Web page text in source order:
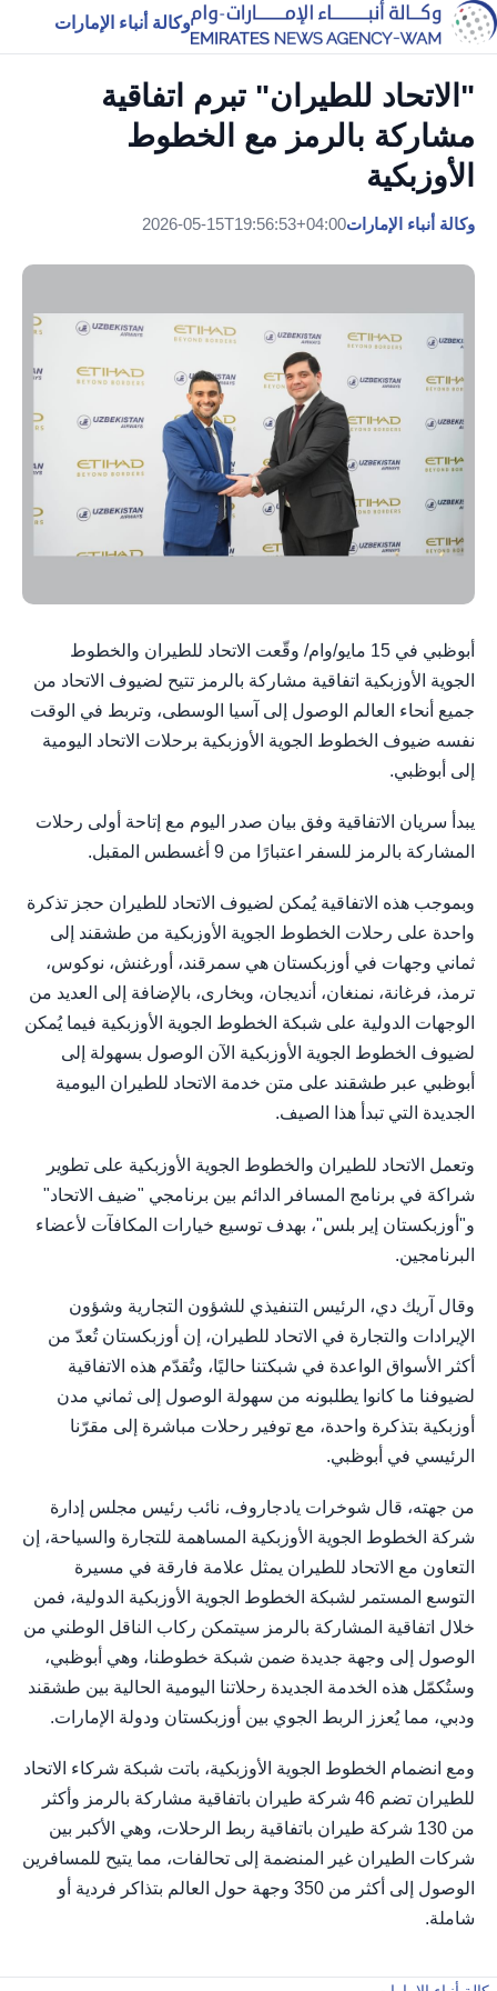
وكالة أنباء الإمارات
"الاتحاد للطيران" تبرم اتفاقية
مشاركة بالرمز مع الخطوط
الأوزبكية
وكالة أنباء الإمارات2026-05-15T19:56:53+04:00
أبوظبي في 15 مايو/وام/ وقّعت الاتحاد للطيران والخطوط
الجوية الأوزبكية اتفاقية مشاركة بالرمز تتيح لضيوف الاتحاد من
جميع أنحاء العالم الوصول إلى آسيا الوسطى، وتربط في الوقت
نفسه ضيوف الخطوط الجوية الأوزبكية برحلات الاتحاد اليومية
إلى أبوظبي.
يبدأ سريان الاتفاقية وفق بيان صدر اليوم مع إتاحة أولى رحلات
المشاركة بالرمز للسفر اعتبارًا من 9 أغسطس المقبل.
وبموجب هذه الاتفاقية يُمكن لضيوف الاتحاد للطيران حجز تذكرة
واحدة على رحلات الخطوط الجوية الأوزبكية من طشقند إلى
ثماني وجهات في أوزبكستان هي سمرقند، أورغنش، نوكوس،
ترمذ، فرغانة، نمنغان، أنديجان، وبخارى، بالإضافة إلى العديد من
الوجهات الدولية على شبكة الخطوط الجوية الأوزبكية فيما يُمكن
لضيوف الخطوط الجوية الأوزبكية الآن الوصول بسهولة إلى
أبوظبي عبر طشقند على متن خدمة الاتحاد للطيران اليومية
الجديدة التي تبدأ هذا الصيف.
وتعمل الاتحاد للطيران والخطوط الجوية الأوزبكية على تطوير
شراكة في برنامج المسافر الدائم بين برنامجي "ضيف الاتحاد"
و"أوزبكستان إير بلس"، بهدف توسيع خيارات المكافآت لأعضاء
البرنامجين.
وقال آريك دي، الرئيس التنفيذي للشؤون التجارية وشؤون
الإيرادات والتجارة في الاتحاد للطيران، إن أوزبكستان تُعدّ من
أكثر الأسواق الواعدة في شبكتنا حاليًا، وتُقدّم هذه الاتفاقية
لضيوفنا ما كانوا يطلبونه من سهولة الوصول إلى ثماني مدن
أوزبكية بتذكرة واحدة، مع توفير رحلات مباشرة إلى مقرّنا
الرئيسي في أبوظبي.
من جهته، قال شوخرات يادجاروف، نائب رئيس مجلس إدارة
شركة الخطوط الجوية الأوزبكية المساهمة للتجارة والسياحة، إن
التعاون مع الاتحاد للطيران يمثل علامة فارقة في مسيرة
التوسع المستمر لشبكة الخطوط الجوية الأوزبكية الدولية، فمن
خلال اتفاقية المشاركة بالرمز سيتمكن ركاب الناقل الوطني من
الوصول إلى وجهة جديدة ضمن شبكة خطوطنا، وهي أبوظبي،
وستُكمّل هذه الخدمة الجديدة رحلاتنا اليومية الحالية بين طشقند
ودبي، مما يُعزز الربط الجوي بين أوزبكستان ودولة الإمارات.
ومع انضمام الخطوط الجوية الأوزبكية، باتت شبكة شركاء الاتحاد
للطيران تضم 46 شركة طيران باتفاقية مشاركة بالرمز وأكثر
من 130 شركة طيران باتفاقية ربط الرحلات، وهي الأكبر بين
شركات الطيران غير المنضمة إلى تحالفات، مما يتيح للمسافرين
الوصول إلى أكثر من 350 وجهة حول العالم بتذاكر فردية أو
شاملة.